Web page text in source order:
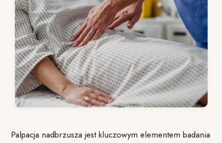
Palpacja nadbrzusza jest kluczowym elementem badania